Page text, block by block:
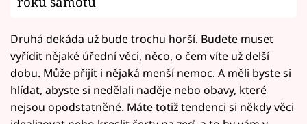
Druhá dekáda už bude trochu horší. Budete muset
vyřídit nějaké úřední věci, něco, o čem víte už delší
dobu. Může přijít i nějaká menší nemoc. A měli byste si
hlídat, abyste si nedělali naděje nebo obavy, které
nejsou opodstatněné. Máte totiž tendenci si někdy věci